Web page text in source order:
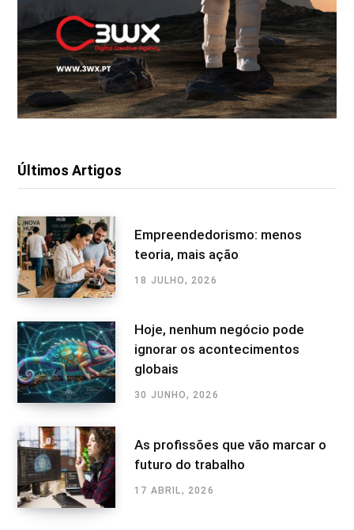
Últimos Artigos
Empreendedorismo: menos
teoria, mais ação
18 JULHO, 2026
Hoje, nenhum negócio pode
ignorar os acontecimentos
globais
30 JUNHO, 2026
As profissões que vão marcar o
futuro do trabalho
17 ABRIL, 2026